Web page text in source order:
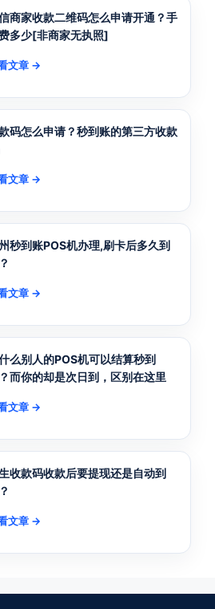
商家收款二维码怎么申请开通？手
多少[非商家无执照]
文章 →
码怎么申请？秒到账的第三方收款
文章 →
秒到账POS机办理,刷卡后多久到
文章 →
么别人的POS机可以结算秒到
而你的却是次日到，区别在这里
文章 →
收款码收款后要提现还是自动到
文章 →